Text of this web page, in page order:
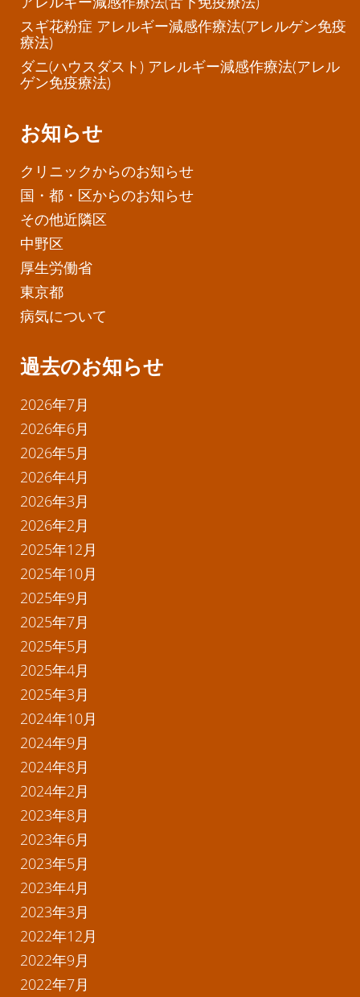
スギ花粉症 アレルギー減感作療法(アレルゲン免疫
療法)
ダニ(ハウスダスト) アレルギー減感作療法(アレル
ゲン免疫療法)
お知らせ
クリニックからのお知らせ
国・都・区からのお知らせ
その他近隣区
中野区
厚生労働省
東京都
病気について
過去のお知らせ
2026年7月
2026年6月
2026年5月
2026年4月
2026年3月
2026年2月
2025年12月
2025年10月
2025年9月
2025年7月
2025年5月
2025年4月
2025年3月
2024年10月
2024年9月
2024年8月
2024年2月
2023年8月
2023年6月
2023年5月
2023年4月
2023年3月
2022年12月
2022年9月
2022年7月